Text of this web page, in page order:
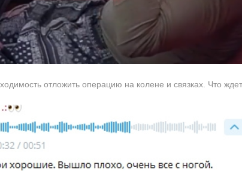
отложить операцию на колене и связках. Что